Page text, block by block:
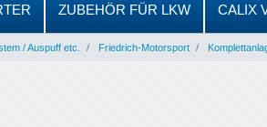
ZUBEHÖR FÜR LKW CALIX
/ Auspuff etc. Friedrich-Motorsport